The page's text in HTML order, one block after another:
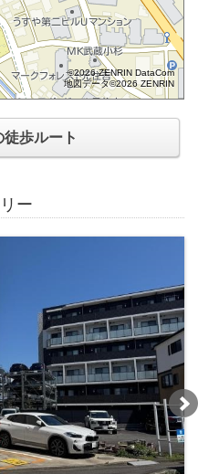
©2026 ZENRIN DataCom
地図データ©2026 ZENRIN
歩ルート
ー